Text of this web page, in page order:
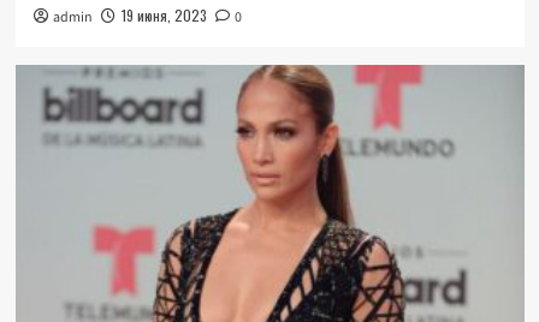
admin 19 июня, 2023 0